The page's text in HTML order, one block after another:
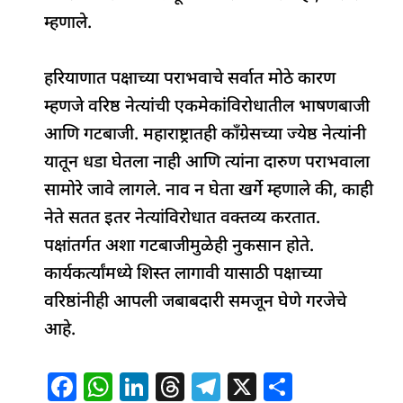
म्हणाले.
हरियाणात पक्षाच्या पराभवाचे सर्वात मोठे कारण
म्हणजे वरिष्ठ नेत्यांची एकमेकांविरोधातील भाषणबाजी
आणि गटबाजी. महाराष्ट्रातही काँग्रेसच्या ज्येष्ठ नेत्यांनी
यातून धडा घेतला नाही आणि त्यांना दारुण पराभवाला
सामोरे जावे लागले. नाव न घेता खर्गे म्हणाले की, काही
नेते सतत इतर नेत्यांविरोधात वक्तव्य करतात.
पक्षांतर्गत अशा गटबाजीमुळेही नुकसान होते.
कार्यकर्त्यांमध्ये शिस्त लागावी यासाठी पक्षाच्या
वरिष्ठांनीही आपली जबाबदारी समजून घेणे गरजेचे
आहे.
F W Li T T X